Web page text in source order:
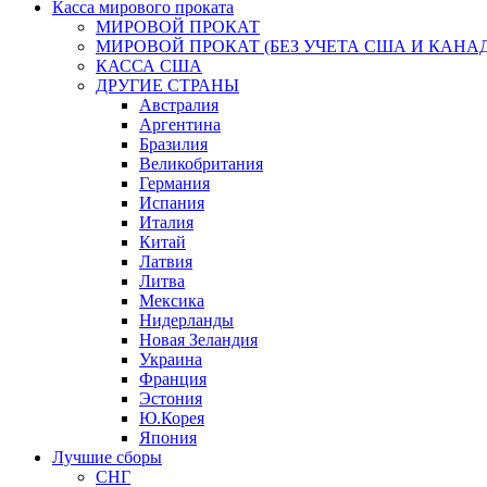
Касса мирового проката
МИРОВОЙ ПРОКАТ
МИРОВОЙ ПРОКАТ (БЕЗ УЧЕТА США И
КАССА США
ДРУГИЕ СТРАНЫ
Австралия
Аргентина
Бразилия
Великобритания
Германия
Испания
Италия
Китай
Латвия
Литва
Мексика
Нидерланды
Новая Зеландия
Украина
Франция
Эстония
Ю.Корея
Япония
Лучшие сборы
СНГ